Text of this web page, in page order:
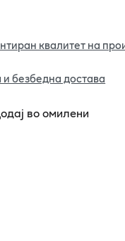
квалитет на
и безбедна достава
во омилени